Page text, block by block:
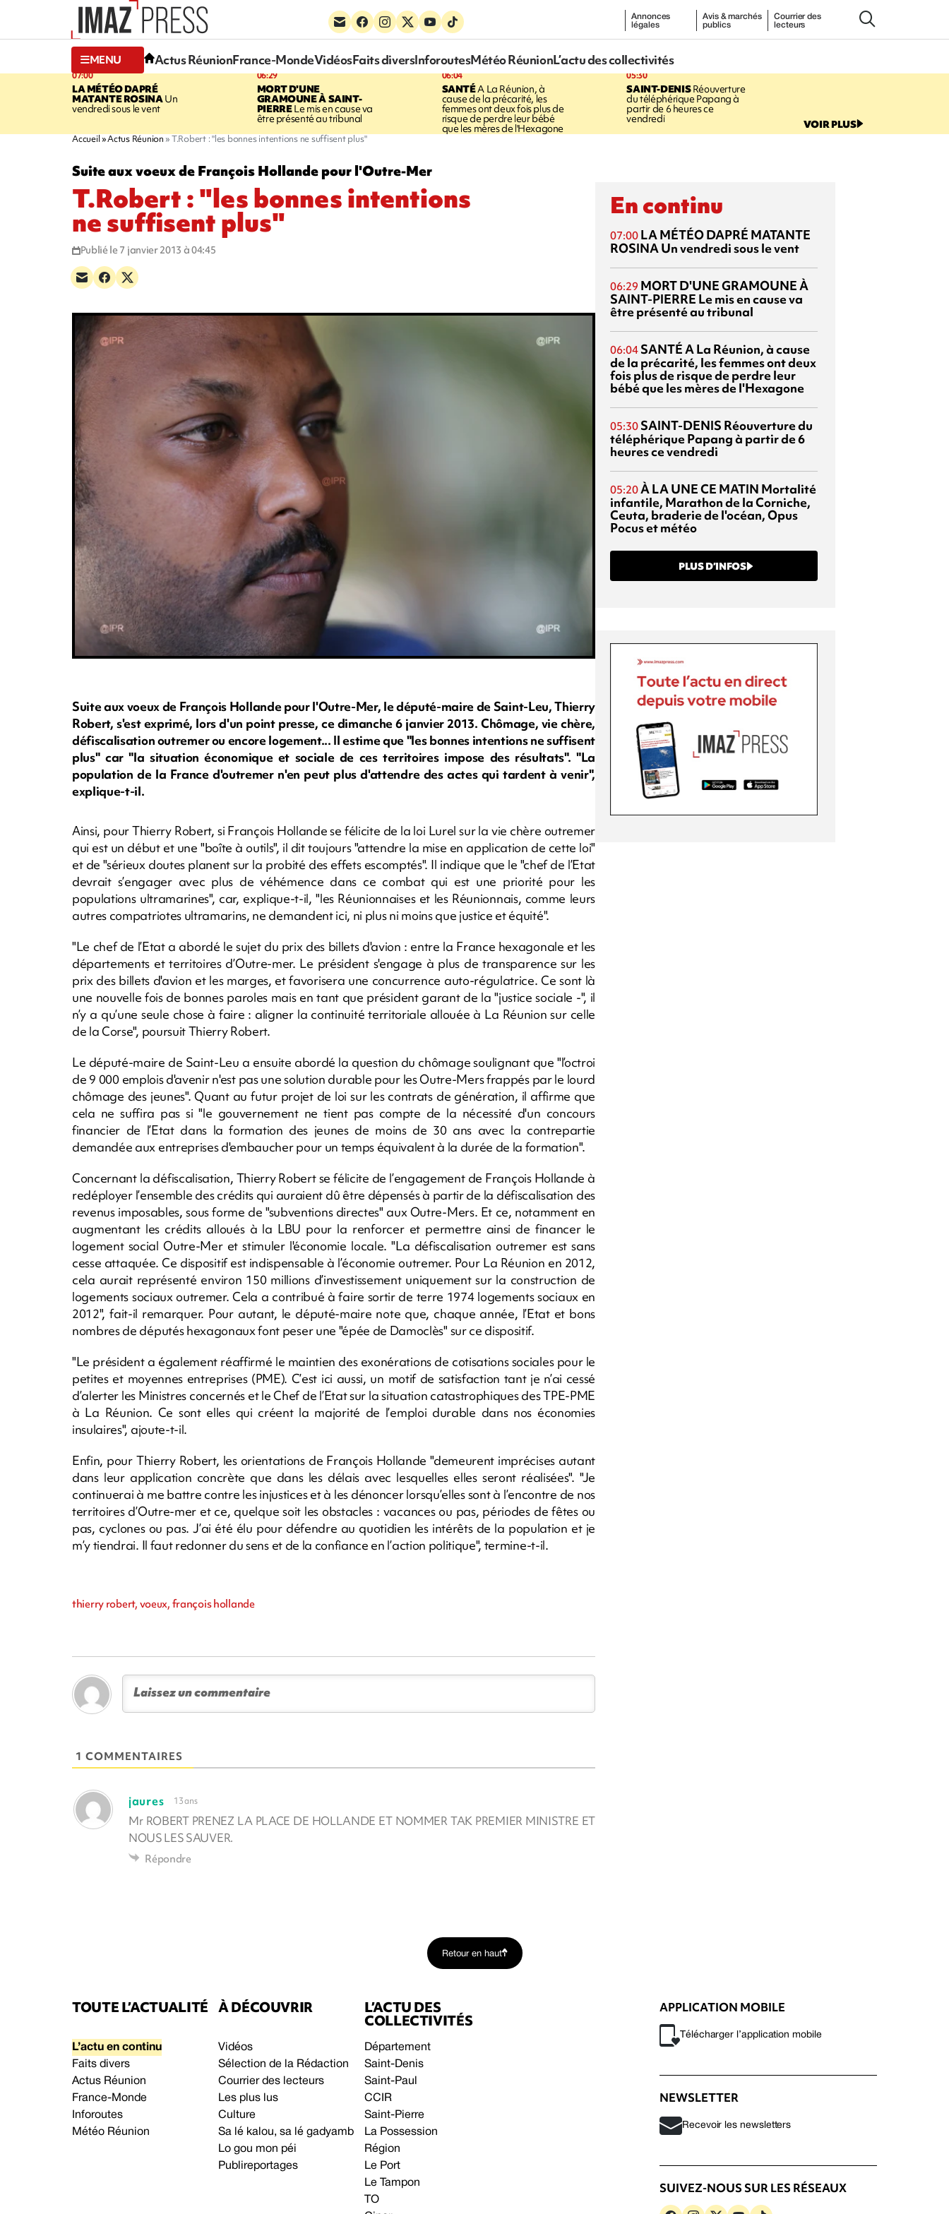
Annonces
légales
Avis & marchés
publics
Courrier des
lecteurs
MENU Actus RéunionFrance-MondeVidéosFaits diversInforoutesMétéo RéunionL’actu des collectivités
07:00
LA MÉTÉO DAPRÉ
MATANTE ROSINAUn
vendredi sous le vent
06:29
MORT D'UNE
GRAMOUNE À SAINT-
PIERRELe mis en cause va
être présenté au tribunal
06:04
SANTÉA La Réunion, à
cause de la précarité, les
femmes ont deux fois plus de
risque de perdre leur bébé
que les mères de l'Hexagone
05:30
SAINT-DENISRéouverture
du téléphérique Papang à
partir de 6 heures ce
vendredi VOIR PLUS
Accueil Actus Réunion T.Robert : "les bonnes intentions ne suffisent plus"
Suite aux voeux de François Hollande pour l'Outre-Mer
T.Robert : "les bonnes intentions
ne suffisent plus"
Publié le 7 janvier 2013 à 04:45
Suite aux voeux de François Hollande pour l'Outre-Mer, le député-maire de Saint-Leu, Thierry
Robert, s'est exprimé, lors d'un point presse, ce dimanche 6 janvier 2013. Chômage, vie chère,
défiscalisation outremer ou encore logement... Il estime que "les bonnes intentions ne suffisent
plus" car "la situation économique et sociale de ces territoires impose des résultats". "La
population de la France d'outremer n'en peut plus d'attendre des actes qui tardent à venir",
explique-t-il.
Ainsi, pour Thierry Robert, si François Hollande se félicite de la loi Lurel sur la vie chère outremer
qui est un début et une "boîte à outils", il dit toujours "attendre la mise en application de cette loi"
et de "sérieux doutes planent sur la probité des effets escomptés". Il indique que le "chef de l’Etat
devrait s’engager avec plus de véhémence dans ce combat qui est une priorité pour les
populations ultramarines", car, explique-t-il, "les Réunionnaises et les Réunionnais, comme leurs
autres compatriotes ultramarins, ne demandent ici, ni plus ni moins que justice et équité".
"Le chef de l’Etat a abordé le sujet du prix des billets d'avion : entre la France hexagonale et les
départements et territoires d’Outre-mer. Le président s'engage à plus de transparence sur les
prix des billets d'avion et les marges, et favorisera une concurrence auto-régulatrice. Ce sont là
une nouvelle fois de bonnes paroles mais en tant que président garant de la "justice sociale -", il
n’y a qu’une seule chose à faire : aligner la continuité territoriale allouée à La Réunion sur celle
de la Corse", poursuit Thierry Robert.
Le député-maire de Saint-Leu a ensuite abordé la question du chômage soulignant que "l’octroi
de 9 000 emplois d'avenir n'est pas une solution durable pour les Outre-Mers frappés par le lourd
chômage des jeunes". Quant au futur projet de loi sur les contrats de génération, il affirme que
cela ne suffira pas si "le gouvernement ne tient pas compte de la nécessité d'un concours
financier de l’Etat dans la formation des jeunes de moins de 30 ans avec la contrepartie
demandée aux entreprises d'embaucher pour un temps équivalent à la durée de la formation".
Concernant la défiscalisation, Thierry Robert se félicite de l’engagement de François Hollande à
redéployer l’ensemble des crédits qui auraient dû être dépensés à partir de la défiscalisation des
revenus imposables, sous forme de "subventions directes" aux Outre-Mers. Et ce, notamment en
augmentant les crédits alloués à la LBU pour la renforcer et permettre ainsi de financer le
logement social Outre-Mer et stimuler l'économie locale. "La défiscalisation outremer est sans
cesse attaquée. Ce dispositif est indispensable à l’économie outremer. Pour La Réunion en 2012,
cela aurait représenté environ 150 millions d’investissement uniquement sur la construction de
logements sociaux outremer. Cela a contribué à faire sortir de terre 1974 logements sociaux en
2012", fait-il remarquer. Pour autant, le député-maire note que, chaque année, l’Etat et bons
nombres de députés hexagonaux font peser une "épée de Damoclès" sur ce dispositif.
"Le président a également réaffirmé le maintien des exonérations de cotisations sociales pour le
petites et moyennes entreprises (PME). C’est ici aussi, un motif de satisfaction tant je n’ai cessé
d’alerter les Ministres concernés et le Chef de l’Etat sur la situation catastrophiques des TPE-PME
à La Réunion. Ce sont elles qui créent la majorité de l’emploi durable dans nos économies
insulaires", ajoute-t-il.
Enfin, pour Thierry Robert, les orientations de François Hollande "demeurent imprécises autant
dans leur application concrète que dans les délais avec lesquelles elles seront réalisées". "Je
continuerai à me battre contre les injustices et à les dénoncer lorsqu’elles sont à l’encontre de nos
territoires d’Outre-mer et ce, quelque soit les obstacles : vacances ou pas, périodes de fêtes ou
pas, cyclones ou pas. J’ai été élu pour défendre au quotidien les intérêts de la population et je
m’y tiendrai. Il faut redonner du sens et de la confiance en l’action politique", termine-t-il.
thierry robert, voeux, françois hollande
1 COMMENTAIRES
jaures 13 ans
Mr ROBERT PRENEZ LA PLACE DE HOLLANDE ET NOMMER TAK PREMIER MINISTRE ET
NOUS LES SAUVER.
Répondre
En continu
07:00 LA MÉTÉO DAPRÉ MATANTE
ROSINAUn vendredi sous le vent
06:29 MORT D'UNE GRAMOUNE À
SAINT-PIERRE Le mis en cause va
être présenté au tribunal
06:04 SANTÉA La Réunion, à cause
de la précarité, les femmes ont deux
fois plus de risque de perdre leur
bébé que les mères de l'Hexagone
05:30 SAINT-DENIS Réouverture du
téléphérique Papang à partir de 6
heures ce vendredi
05:20À LA UNE CE MATIN Mortalité
infantile, Marathon de la Corniche,
Ceuta, braderie de l'océan, Opus
Pocus et météo
PLUS D’INFOS
Retour en haut
TOUTE L’ACTUALITÉ
L’actu en continu
Faits divers
Actus Réunion
France-Monde
Inforoutes
Météo Réunion
À DÉCOUVRIR
Vidéos
Sélection de la Rédaction
Courrier des lecteurs
Les plus lus
Culture
Sa lé kalou, sa lé gadyamb
Lo gou mon péi
Publireportages
L’ACTU DES
COLLECTIVITÉS
Département
Saint-Denis
Saint-Paul
CCIR
Saint-Pierre
La Possession
Région
Le Port
Le Tampon
TO
APPLICATION MOBILE
Télécharger l’application mobile
NEWSLETTER
Recevoir les newsletters
SUIVEZ-NOUS SUR LES RÉSEAUX